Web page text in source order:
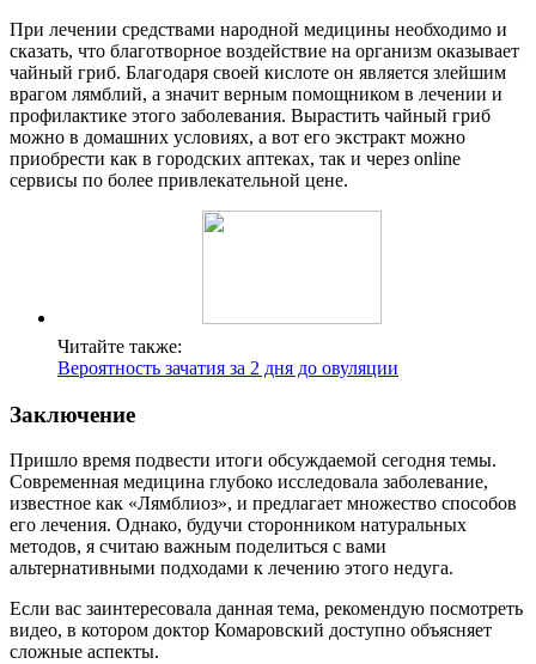
При лечении средствами народной медицины необходимо и
сказать, что благотворное воздействие на организм оказывает
чайный гриб. Благодаря своей кислоте он является злейшим
врагом лямблий, а значит верным помощником в лечении и
профилактике этого заболевания. Вырастить чайный гриб
можно в домашних условиях, а вот его экстракт можно
приобрести как в городских аптеках, так и через online
сервисы по более привлекательной цене.
Читайте также:
Вероятность зачатия за 2 дня до овуляции
Заключение
Пришло время подвести итоги обсуждаемой сегодня темы.
Современная медицина глубоко исследовала заболевание,
известное как «Лямблиоз», и предлагает множество способов
его лечения. Однако, будучи сторонником натуральных
методов, я считаю важным поделиться с вами
альтернативными подходами к лечению этого недуга.
Если вас заинтересовала данная тема, рекомендую посмотреть
видео, в котором доктор Комаровский доступно объясняет
сложные аспекты.